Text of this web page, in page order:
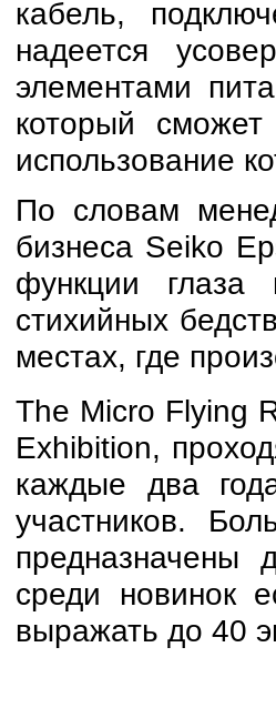
кабель,
надеется
элементами
который сможет
использование
По словам
бизнеса Seiko
функции
стихийных
местах, где
The Micro Flying
Exhibition,
каждые два
участников.
предназначены
среди новинок
выражать до 40